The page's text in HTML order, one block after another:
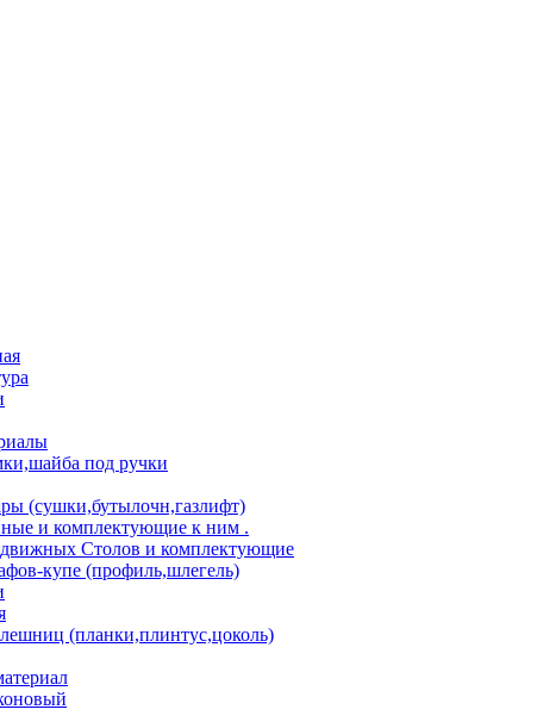
под ручки
(сушки,бутылочн,газлифт)
и комплектующие к ним .
Столов и комплектующие
купе (профиль,шлегель)
(планки,плинтус,цоколь)